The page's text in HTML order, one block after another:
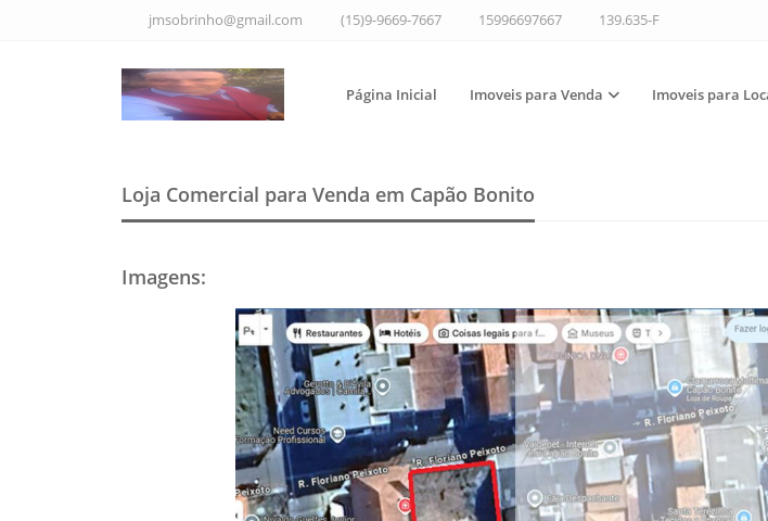
jmsobrinho@gmail.com (15)9-9669-7667 15996697667 139.635-F
Página Inicial Imoveis para Venda Imoveis para
Loja Comercial para Venda em Capão Bonito
Imagens: